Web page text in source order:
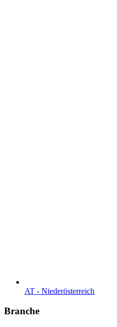
AT - Nieder­österreich
Branche